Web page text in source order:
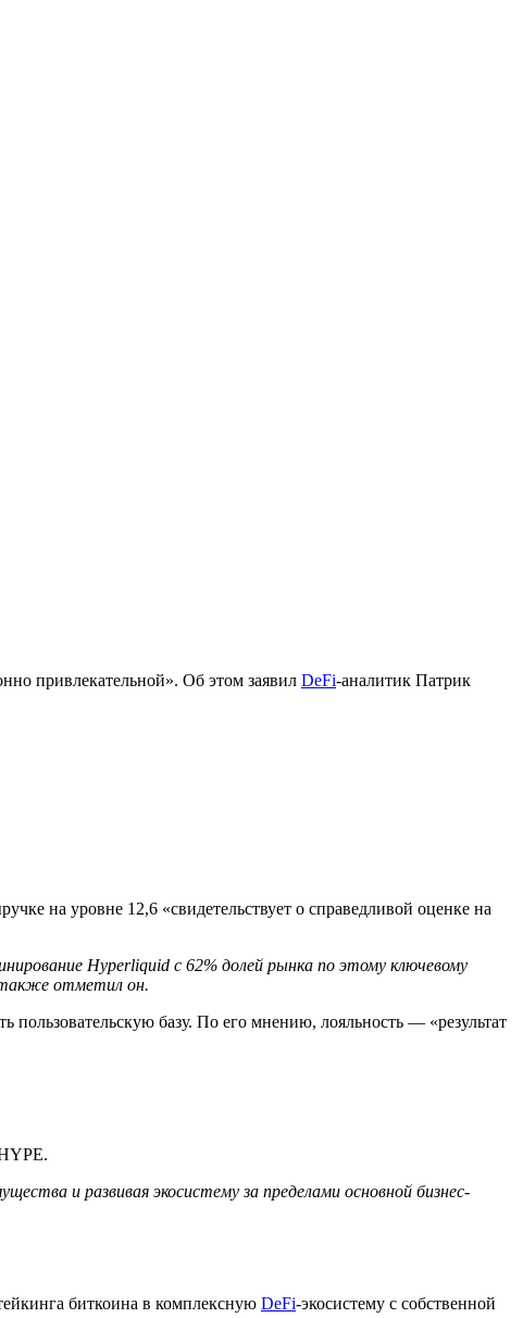
привлекательной». Об этом заявил DeFi-аналитик Патрик
на уровне 12,6 «свидетельствует о справедливой оценке на
Hyperliquid с 62% долей рынка по этому ключевому
также отметил он.
пользовательскую базу. По его мнению, лояльность — «результат
и развивая экосистему за пределами основной бизнес-
биткоина в комплексную DeFi-экосистему с собственной